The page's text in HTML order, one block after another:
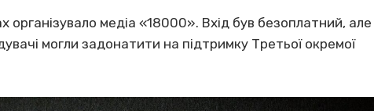
організувало медіа «18000». Вхід був безоплатний, але
могли задонатити на підтримку Третьої окремої